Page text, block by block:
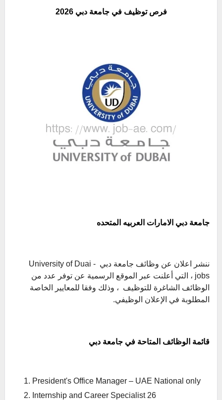
فرص توظيف في جامعة دبي 2026
جامعة دبي الامارات العربيه المتحده
ننشر اعلان عن وظائف جامعة دبي - University of Duai
jobs ، التي أعلنت عبر الموقع الرسمية عن توفر عدد من
الوظائف الشاغرة للتوظيف ، وذلك وفقا للمعايير الخاصة
المطلوبة في الإعلان الوظيفي.
قائمة الوظائف المتاحة في جامعة دبي
President's Office Manager – UAE National only
Internship and Career Specialist 26